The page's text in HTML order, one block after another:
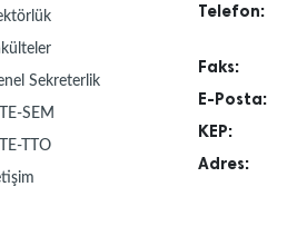
Sekreterlik
SEM
TTO
Telefon:
Faks:
E-Posta:
KEP:
Adres: